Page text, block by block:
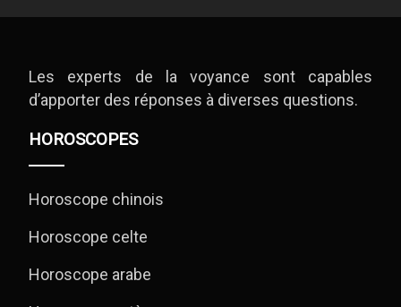
Les experts de la voyance sont capables
d’apporter des réponses à diverses questions.
HOROSCOPES
Horoscope chinois
Horoscope celte
Horoscope arabe